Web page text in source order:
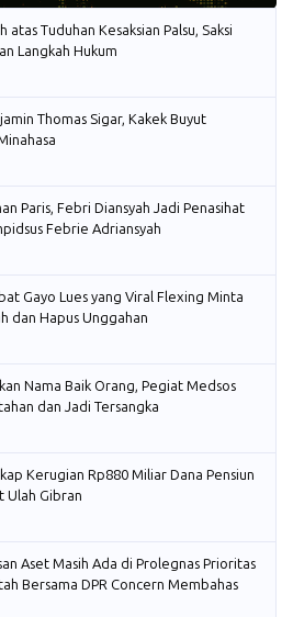
atas Tuduhan Kesaksian Palsu, Saksi
Langkah Hukum
Thomas Sigar, Kakek Buyut
Paris, Febri Diansyah Jadi Penasihat
Febrie Adriansyah
Gayo Lues yang Viral Flexing Minta
dan Hapus Unggahan
Nama Baik Orang, Pegiat Medsos
dan Jadi Tersangka
Kerugian Rp880 Miliar Dana Pensiun
Ulah Gibran
Aset Masih Ada di Prolegnas Prioritas
Bersama DPR Concern Membahas